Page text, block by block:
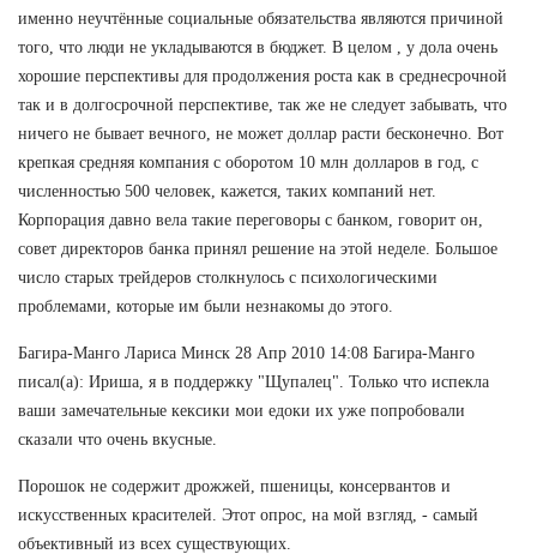
именно неучтённые социальные обязательства являются причиной
того, что люди не укладываются в бюджет. В целом , у дола очень
хорошие перспективы для продолжения роста как в среднесрочной
так и в долгосрочной перспективе, так же не следует забывать, что
ничего не бывает вечного, не может доллар расти бесконечно. Вот
крепкая средняя компания с оборотом 10 млн долларов в год, с
численностью 500 человек, кажется, таких компаний нет.
Корпорация давно вела такие переговоры с банком, говорит он,
совет директоров банка принял решение на этой неделе. Большое
число старых трейдеров столкнулось с психологическими
проблемами, которые им были незнакомы до этого.
Багира-Манго Лариса Минск 28 Апр 2010 14:08 Багира-Манго
писал(а): Ириша, я в поддержку "Щупалец". Только что испекла
ваши замечательные кексики мои едоки их уже попробовали
сказали что очень вкусные.
Порошок не содержит дрожжей, пшеницы, консервантов и
искусственных красителей. Этот опрос, на мой взгляд, - самый
объективный из всех существующих.